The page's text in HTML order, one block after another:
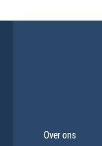
Over ons